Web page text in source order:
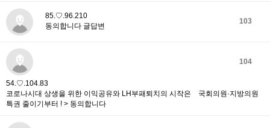
103
85.♡.96.210
동의합니다 글답변
104
54.♡.104.83
코로나시대 상생을 위한 이익공유와 LH부패퇴치의 시작은 국회의원·지방의원
특권 줄이기부터 ! > 동의합니다